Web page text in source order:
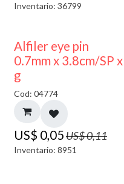
Inventario: 36799
50% DESCUENTO
Alfiler eye pin
0.7mm x 3.8cm/SP x
g
Cod: 04774
US$ 0,05US$0,11
Inventario: 8951